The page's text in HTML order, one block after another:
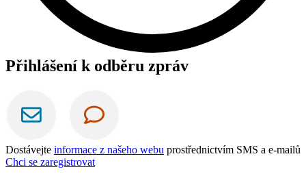
Přihlášení k odběru zpráv
Dostávejte informace z našeho webu prostřednictvím SMS a e-mailů
Chci se zaregistrovat